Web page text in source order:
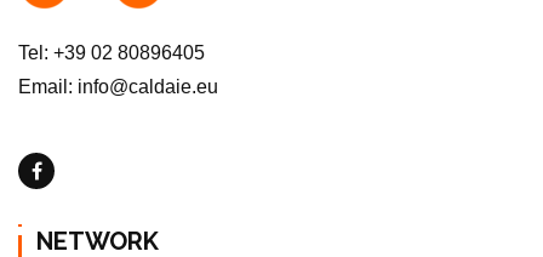
Tel: +39 02 80896405
Email: info@caldaie.eu
NETWORK